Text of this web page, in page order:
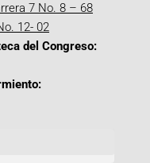
7 No. 8 – 68
12- 02
del Congreso: